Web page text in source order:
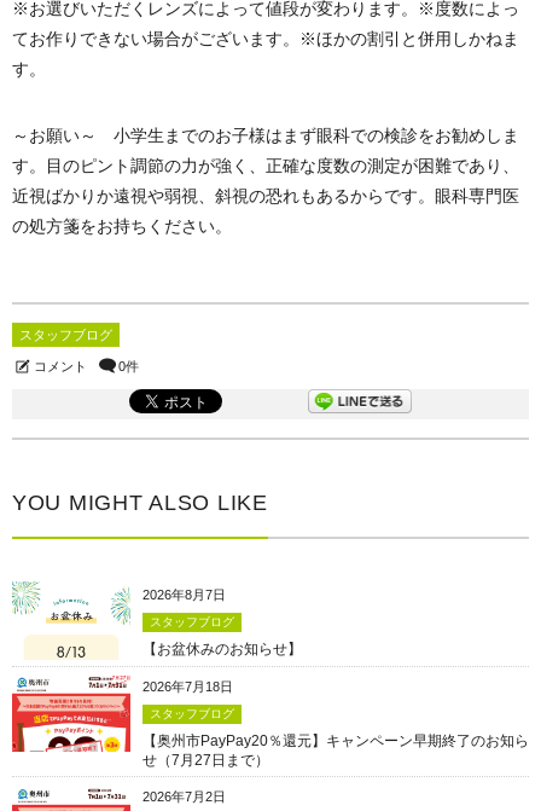
※お選びいただくレンズによって値段が変わります。※度数によっ
てお作りできない場合がございます。※ほかの割引と併用しかねま
す。
～お願い～ 小学生までのお子様はまず眼科での検診をお勧めしま
す。目のピント調節の力が強く、正確な度数の測定が困難であり、
近視ばかりか遠視や弱視、斜視の恐れもあるからです。眼科専門医
の処方箋をお持ちください。
スタッフブログ
コメント 0件
YOU MIGHT ALSO LIKE
2026年8月7日
スタッフブログ
【お盆休みのお知らせ】
2026年7月18日
スタッフブログ
【奥州市PayPay20％還元】キャンペーン早期終了のお知ら
せ（7月27日まで）
2026年7月2日